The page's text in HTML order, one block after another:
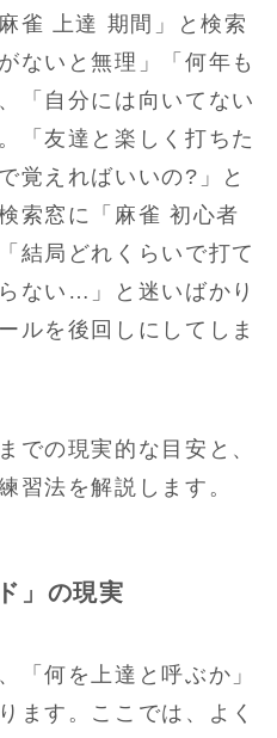
雀 上達 期間」と検索
ないと無理」「何年も
「自分には向いてない
「友達と楽しく打ちた
覚えればいいの?」と
索窓に「麻雀 初心者
結局どれくらいで打て
ない…」と迷いばかり
ルを後回しにしてしま
での現実的な目安と、
習法を解説します。
」の現実
「何を上達と呼ぶか」
ます。ここでは、よく